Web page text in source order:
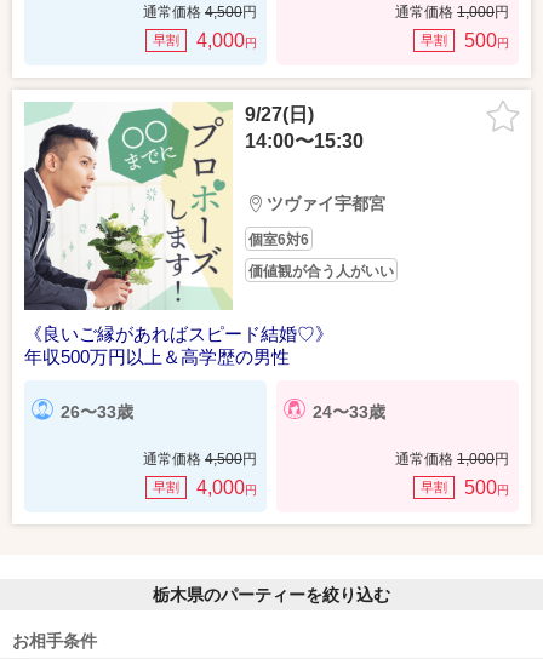
通常価格 4,500円
早割 4,000円
通常価格 1,000円
早割 500円
9/27(日)
14:00〜15:30
ツヴァイ宇都宮
個室6対6
価値観が合う人がいい
《良いご縁があればスピード結婚♡》
年収500万円以上＆高学歴の男性
26〜33歳
通常価格 4,500円
早割 4,000円
24〜33歳
通常価格 1,000円
早割 500円
栃木県のパーティーを絞り込む
お相手条件